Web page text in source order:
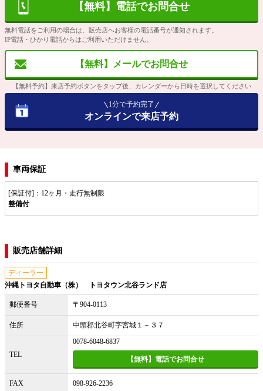
【無料】電話でお問合せ
無料電話をご利用の場合は、販売店へお客様の電話番号が通知されます。
IP電話・ひかり電話からはご利用いただけません。
【無料】メールでお問合せ
【無料予約】来店予約ボタンをタップ後、カレンダーから日時を選択してください
1分で予約完了
オンラインで来店予約
車両保証
[保証付]：12ヶ月・走行無制限
整備付
販売店舗詳細
ディーラー
沖縄トヨタ自動車（株） トヨタウン北谷ランド店
郵便番号 〒904-0113
住所 中頭郡北谷町字宮城１－３７
TEL
0078-6048-6837
【無料】電話でお問合せ
FAX 098-926-2236